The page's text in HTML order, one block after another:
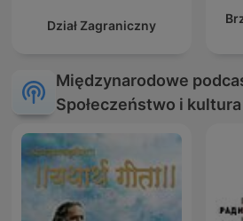
Dział Zagraniczny
Międzynarodowe
Społeczeństwo i kultura